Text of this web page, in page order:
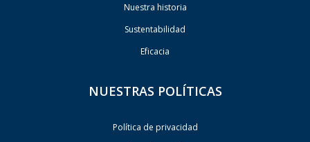
Nuestra historia
Sustentabilidad
Eficacia
NUESTRAS POLÍTICAS
Política de privacidad